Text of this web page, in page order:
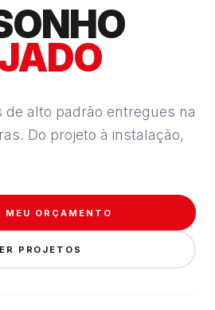
de alto padrão entregues na
Do projeto à instalação,
MEU ORÇAMENTO
PROJETOS